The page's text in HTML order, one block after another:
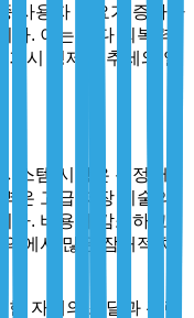
사용자 수요가 증가하
다. 이는 보다 회복력
시 경제적 추세와 일
스템 시장은 특정 제
은 고급 저장 기술의
다. 비용이 감소하고
에서 많은 잠재적 채
자재의 조달과 관련